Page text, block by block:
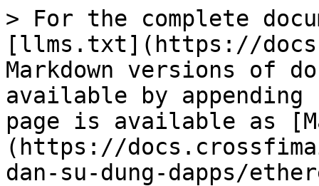
> For the complete
[llms.txt](https://
Markdown versions of
available by
page is available as
(https://
dan-su-dung-dapps/